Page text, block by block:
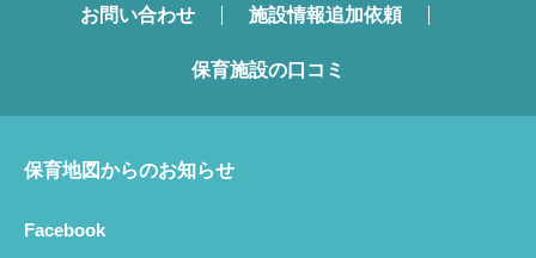
お問い合わせ 施設情報追加依頼
保育施設の口コミ
保育地図からのお知らせ
Facebook